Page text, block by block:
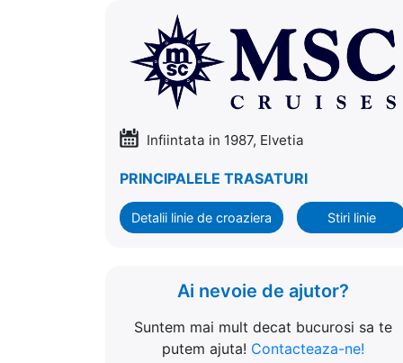
Infiintata in 1987, Elvetia
PRINCIPALELE TRASATURI
Detalii linie de croaziera Stiri linie
Ai nevoie de ajutor?
Suntem mai mult decat bucurosi sa te
putem ajuta! Contacteaza-ne!